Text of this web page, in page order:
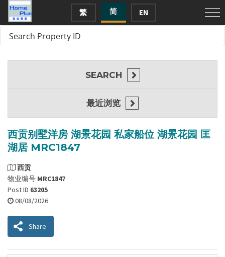
繁 简 EN
西贡别墅洋房 湖景花园 私家船位 湖景花园 匡
湖居 MRC1847
西贡
物业编号 MRC1847
Post ID 63205
08/08/2026
Share
SEARCH
最近浏览